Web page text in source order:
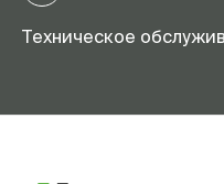
Техническое